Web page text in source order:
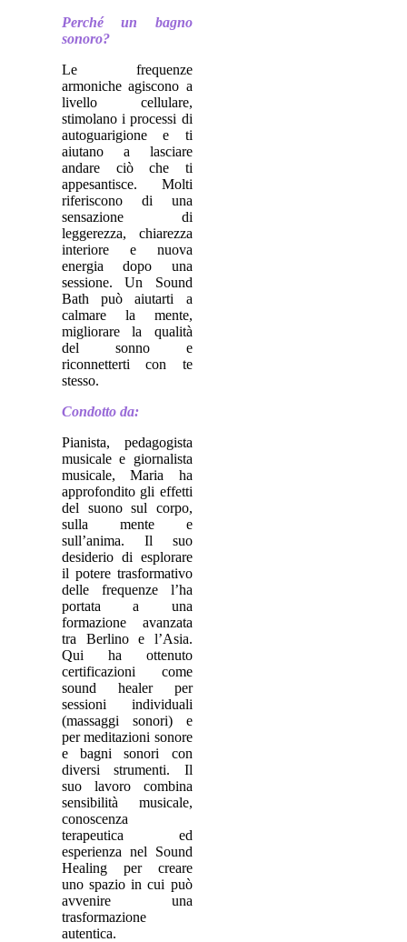
Perché un bagno
sonoro?
Le frequenze
armoniche agiscono a
livello cellulare,
stimolano i processi di
autoguarigione e ti
aiutano a lasciare
andare ciò che ti
appesantisce. Molti
riferiscono di una
sensazione di
leggerezza, chiarezza
interiore e nuova
energia dopo una
sessione. Un Sound
Bath può aiutarti a
calmare la mente,
migliorare la qualità
del sonno e
riconnetterti con te
stesso.
Condotto da:
Pianista, pedagogista
musicale e giornalista
musicale, Maria ha
approfondito gli effetti
del suono sul corpo,
sulla mente e
sull’anima. Il suo
desiderio di esplorare
il potere trasformativo
delle frequenze l’ha
portata a una
formazione avanzata
tra Berlino e l’Asia.
Qui ha ottenuto
certificazioni come
sound healer per
sessioni individuali
(massaggi sonori) e
per meditazioni sonore
e bagni sonori con
diversi strumenti. Il
suo lavoro combina
sensibilità musicale,
conoscenza
terapeutica ed
esperienza nel Sound
Healing per creare
uno spazio in cui può
avvenire una
trasformazione
autentica.